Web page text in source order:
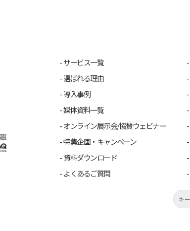
サービス一覧
選ばれる理由
導入事例
媒体資料一覧
オンライン展示会/協賛ウェビナー
特集企画・キャンペーン
資料ダウンロード
よくあるご質問